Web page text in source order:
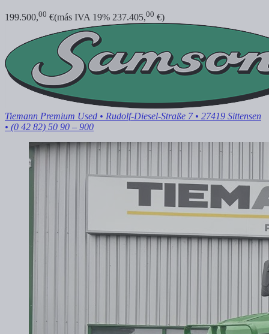
199.500,00 €(más IVA 19% 237.405,00 €)
Tiemann Premium Used • Rudolf-Diesel-Straße 7 • 27419 Sittensen
• (0 42 82) 50 90 – 900